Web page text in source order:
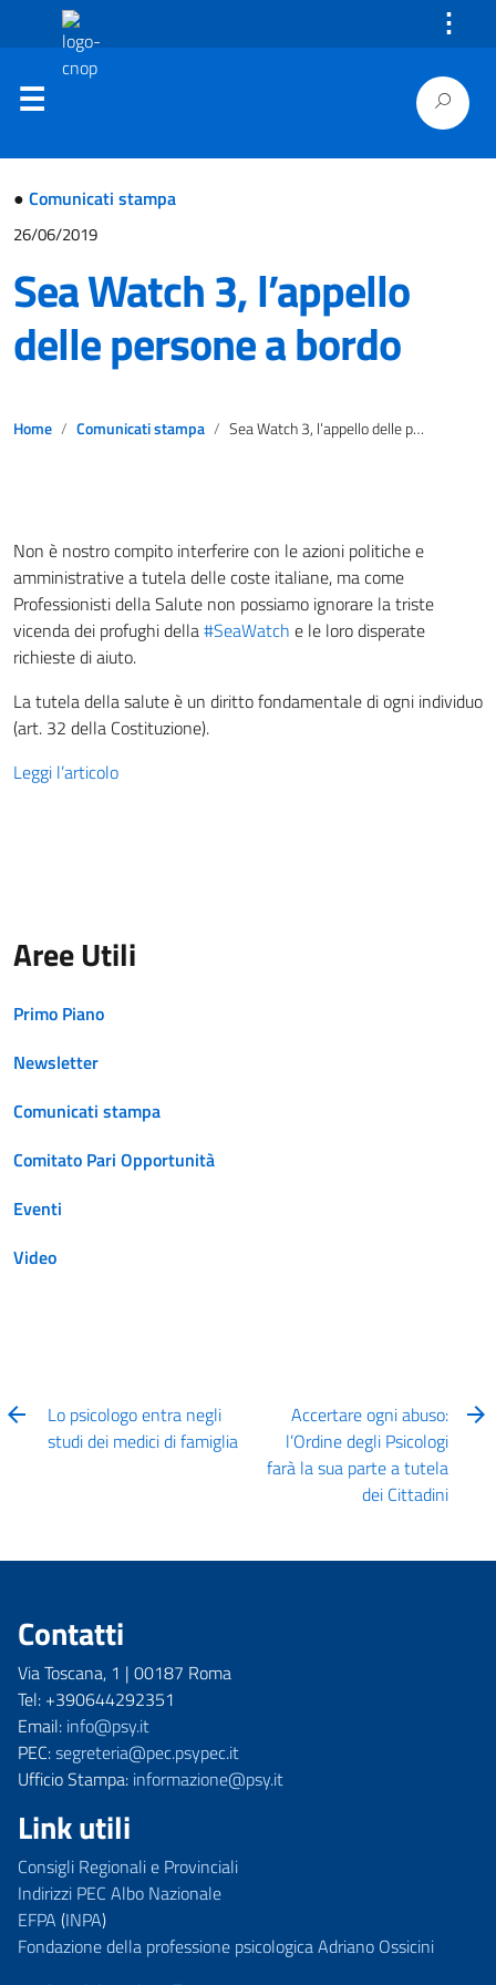
⋮
● Comunicati stampa
26/06/2019
Sea Watch 3, l’appello
delle persone a bordo
Home Comunicati stampa Sea Watch 3, l’appello delle persone a bordo
Non è nostro compito interferire con le azioni politiche e
amministrative a tutela delle coste italiane, ma come
Professionisti della Salute non possiamo ignorare la triste
vicenda dei profughi della#SeaWatch e le loro disperate
richieste di aiuto.
La tutela della salute è un diritto fondamentale di ogni individuo
(art. 32 della Costituzione).
Leggi l’articolo
Aree Utili
Primo Piano
Newsletter
Comunicati stampa
Comitato Pari Opportunità
Eventi
Video
Lo psicologo entra negli
studi dei medici di famiglia
Accertare ogni abuso:
l’Ordine degli Psicologi
farà la sua parte a tutela
dei Cittadini
Contatti
Via Toscana, 1 | 00187 Roma
Tel: +390644292351
Email: info@psy.it
PEC:segreteria@pec.psypec.it
Ufficio Stampa: informazione@psy.it
Link utili
Consigli Regionali e Provinciali
Indirizzi PEC Albo Nazionale
EFPA (INPA)
Fondazione della professione psicologica Adriano Ossicini